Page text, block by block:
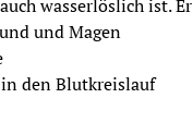
wasserlöslich ist. Er
und Magen
den Blutkreislauf